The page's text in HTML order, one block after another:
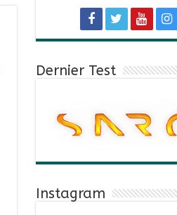
Dernier Test
Instagram